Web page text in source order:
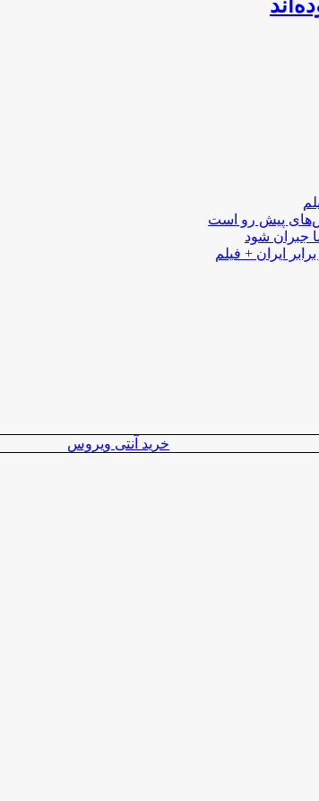
پیش رو است
جبران شود
ایران + فیلم
خرید آنتی ویروس